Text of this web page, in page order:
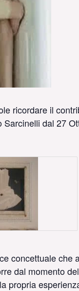
ricordare il
dal 27
concettuale
dal momento
propria